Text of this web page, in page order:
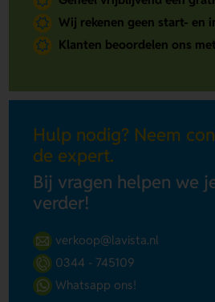
Wij rekenen geen start- en
Klanten beoordelen ons
Hulp nodig? Neem
de expert.
Bij vragen helpen we
verder!
verkoop@lavista.nl
0344 - 745109
Whatsapp ons!